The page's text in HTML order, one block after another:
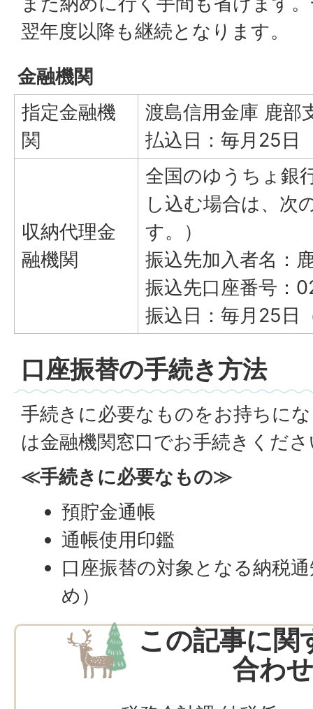
翌年度以降も継続となります。
金融機関
指定金融機
関
渡島信用金庫 鹿部
払込日：毎月25日
収納代理金
融機関
全国のゆうちょ銀
し込む場合は、次
す。）
振込先加入者名：
振込先口座番号：
振込日：毎月25日
口座振替の手続き方法
手続きに必要なものをお持ちに
は金融機関窓口でお手続きくだ
≪手続きに必要なもの≫
預貯金通帳
通帳使用印鑑
口座振替の対象となる納税
め）
この記事に関
合わ